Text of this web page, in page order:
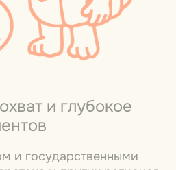
и глубокое
и государственными